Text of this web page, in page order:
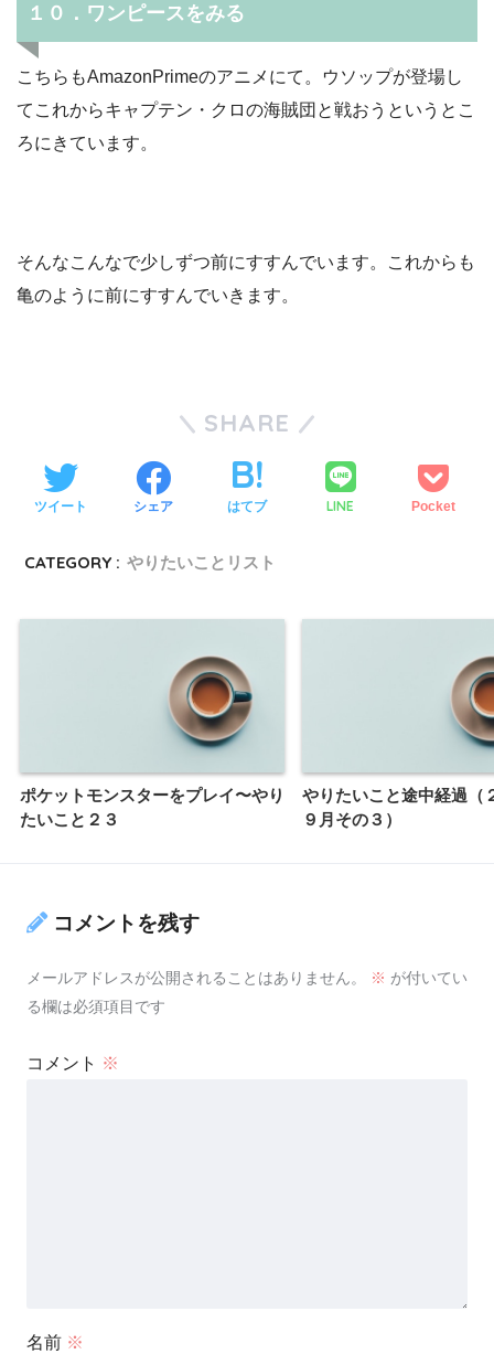
１０．ワンピースをみる
こちらもAmazonPrimeのアニメにて。ウソップが登場し
てこれからキャプテン・クロの海賊団と戦おうというとこ
ろにきています。
そんなこんなで少しずつ前にすすんでいます。これからも
亀のように前にすすんでいきます。
SHARE
ツイート シェア はてブ LINE Pocket
CATEGORY : やりたいことリスト
ポケットモンスターをプレイ〜やり
たいこと２３
やりたいこと途中経過（
９月その３）
コメントを残す
メールアドレスが公開されることはありません。 ※ が付いてい
る欄は必須項目です
コメント ※
名前 ※